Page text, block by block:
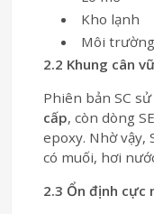
Kho lạnh
Môi
2.2 Khung cân
Phiên bản SC
cấp, còn dòng
epoxy. Nhờ vậy,
có muối, hơi
2.3 Ổn định cực